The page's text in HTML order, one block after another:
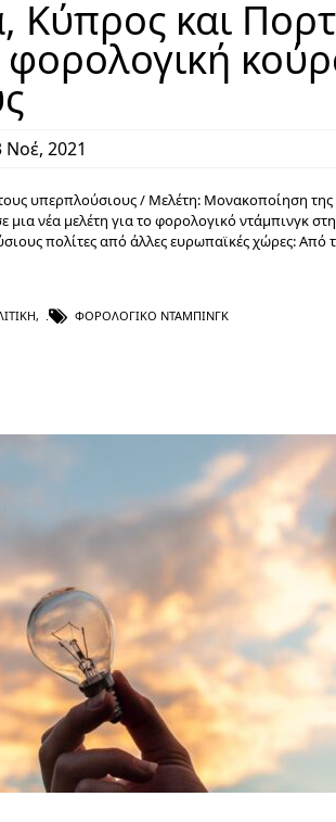
Κύπρος και
Νοέ, 2021
υπερπλούσιους / Μελέτη: Μονακοποίηση
νέα μελέτη για το φορολογικό ντάμπινγκ
πολίτες από άλλες ευρωπαϊκές χώρες: Από
, ΦΟΡΟΛΟΓΙΚΌ ΝΤΆΜΠΙΝΓΚ